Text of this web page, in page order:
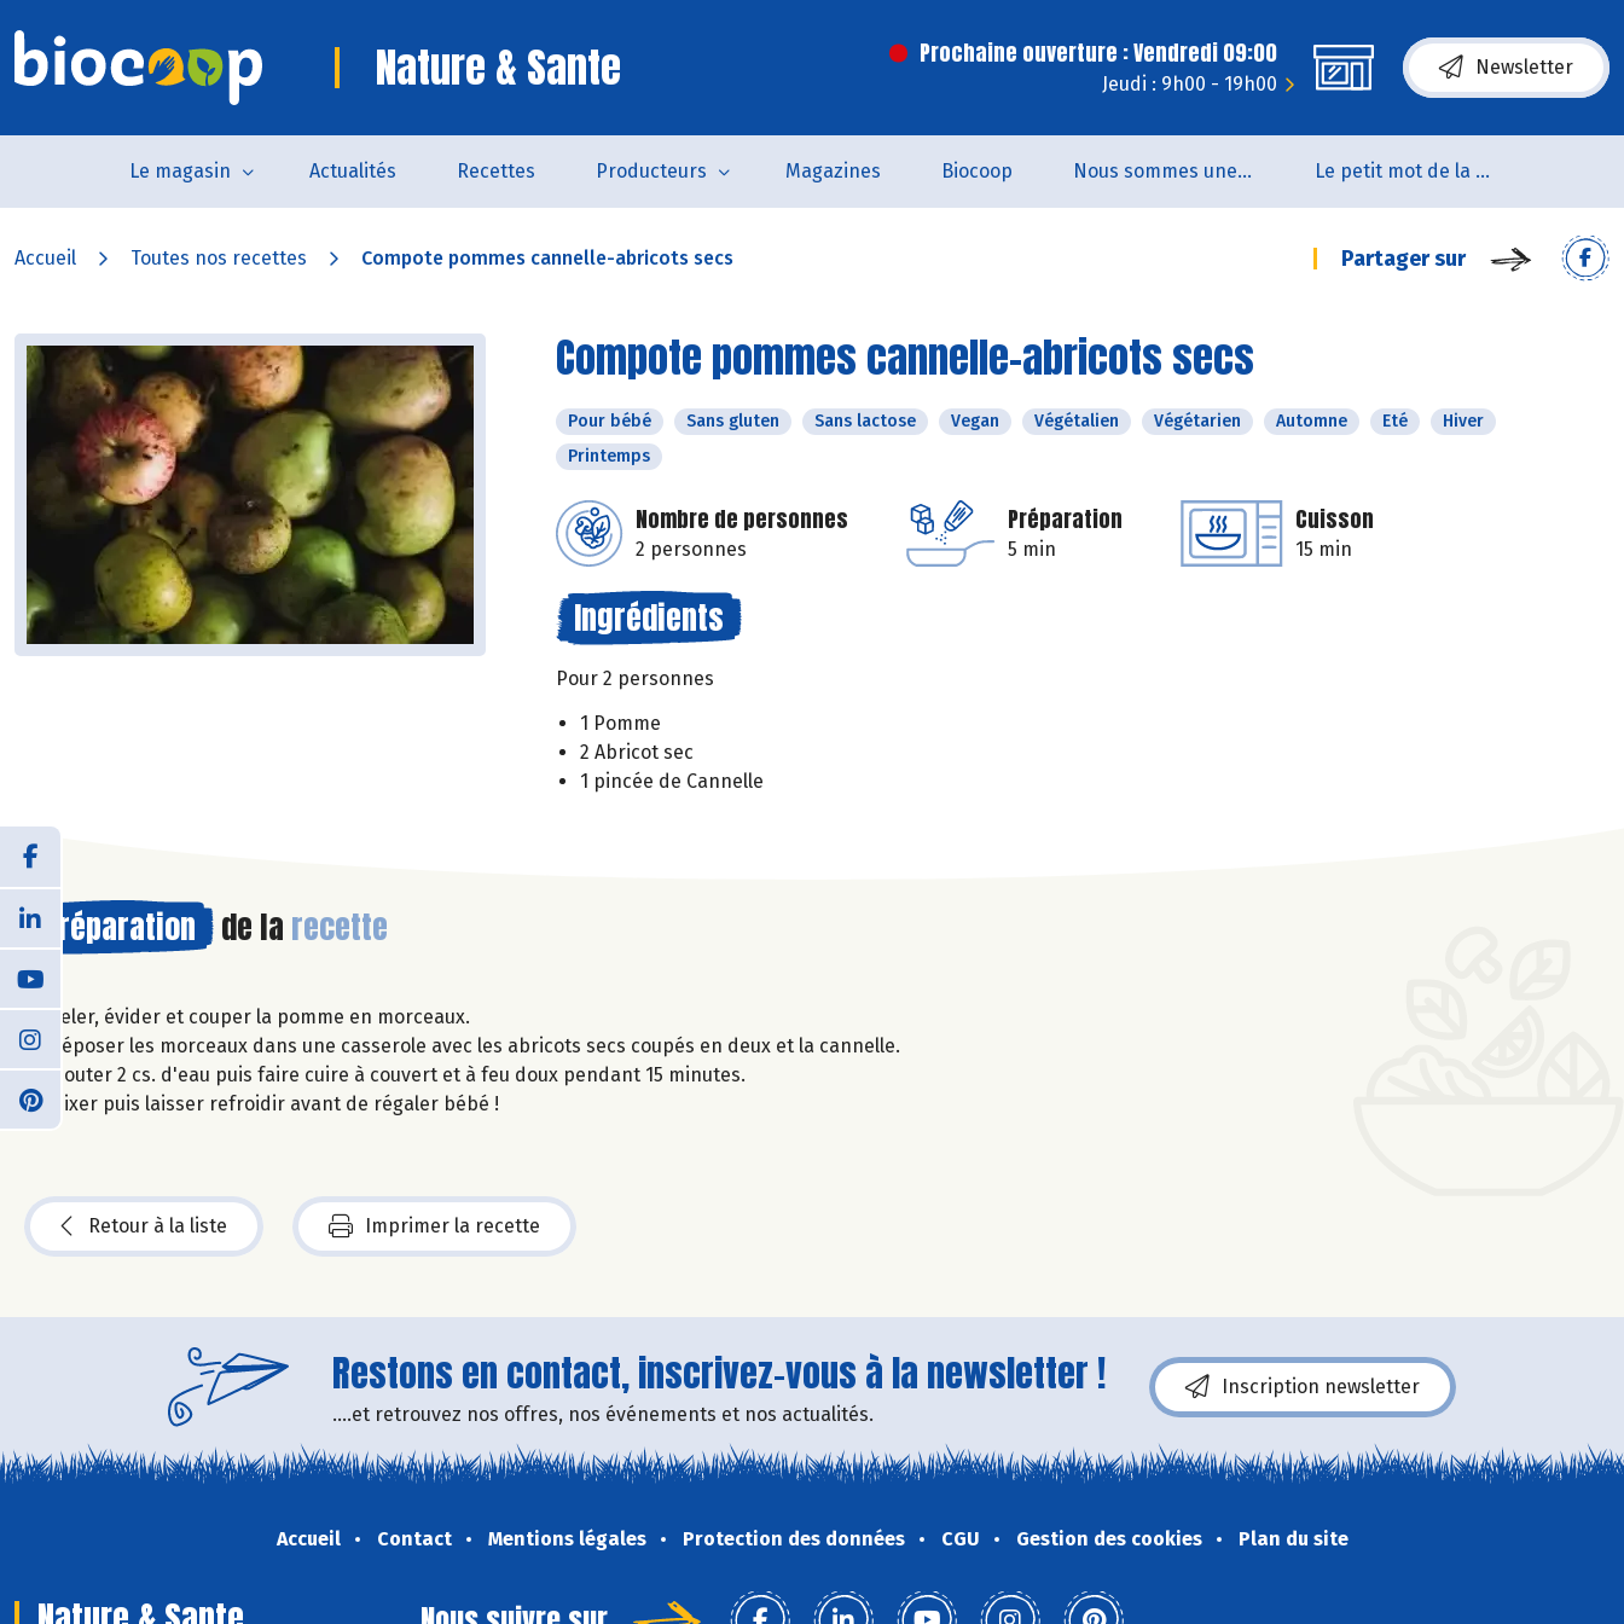
Nature & Sante Prochaine ouverture : Vendredi 09:00
Jeudi : 9h00 - 19h00
Newsletter
Le magasin Actualités Recettes Producteurs Magazines Biocoop Nous sommes une coopérative de salarié.es Le petit mot de la naturo
Accueil Toutes nos recettes Compote pommes cannelle-abricots secs Partager sur
Compote pommes cannelle-abricots secs
Pour bébé Sans gluten Sans lactose Vegan Végétalien Végétarien Automne Eté
Hiver
Printemps
Nombre de personnes
2 personnes
Préparation
5 min
Cuisson
15 min
Ingrédients
Pour 2 personnes
1 Pomme
2 Abricot sec
1 pincée de Cannelle
Préparation de la recette
Peler, évider et couper la pomme en morceaux.
Déposer les morceaux dans une casserole avec les abricots secs coupés en deux et la cannelle.
Ajouter 2 cs. d'eau puis faire cuire à couvert et à feu doux pendant 15 minutes.
Mixer puis laisser refroidir avant de régaler bébé !
Retour à la liste Imprimer la recette
Restons en contact, inscrivez-vous à la newsletter !
....et retrouvez nos offres, nos événements et nos actualités.
Inscription newsletter
Accueil Contact Mentions légales Protection des données CGU Gestion des cookies Plan du site